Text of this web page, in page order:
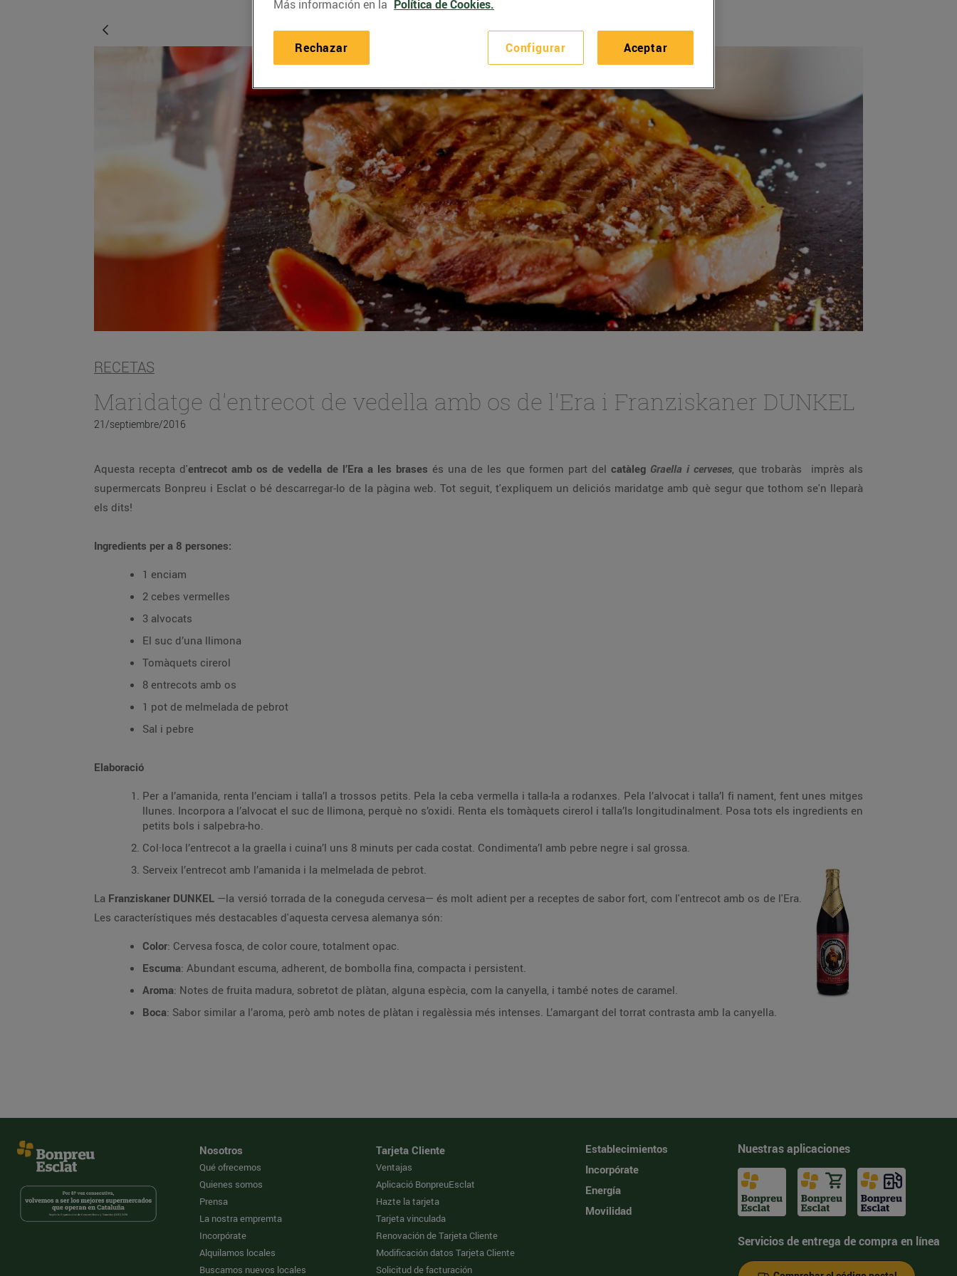
RECETAS
Maridatge d'entrecot de vedella amb os de l'Era i Franziskaner DUNKEL
21/septiembre/2016
Aquesta recepta d'entrecot amb os de vedella de l’Era a les brases és una de les que formen part del catàleg Graella i cerveses, que trobaràs imprès als
supermercats Bonpreu i Esclat o bé descarregar-lo de la pàgina web. Tot seguit, t'expliquem un deliciós maridatge amb què segur que tothom se'n lleparà
els dits!
Ingredients per a 8 persones:
1 enciam
2 cebes vermelles
3 alvocats
El suc d’una llimona
Tomàquets cirerol
8 entrecots amb os
1 pot de melmelada de pebrot
Sal i pebre
Elaboració
Per a l’amanida, renta l’enciam i talla’l a trossos petits. Pela la ceba vermella i talla-la a rodanxes. Pela l’alvocat i talla’l fi nament, fent unes mitges
llunes. Incorpora a l’alvocat el suc de llimona, perquè no s’oxidi. Renta els tomàquets cirerol i talla’ls longitudinalment. Posa tots els ingredients en
petits bols i salpebra-ho.
Col·loca l’entrecot a la graella i cuina’l uns 8 minuts per cada costat. Condimenta’l amb pebre negre i sal grossa.
Serveix l’entrecot amb l’amanida i la melmelada de pebrot.
La Franziskaner DUNKEL —la versió torrada de la coneguda cervesa— és molt adient per a receptes de sabor fort, com l'entrecot amb os de l'Era.
Les característiques més destacables d'aquesta cervesa alemanya són:
Color: Cervesa fosca, de color coure, totalment opac.
Escuma: Abundant escuma, adherent, de bombolla fina, compacta i persistent.
Aroma: Notes de fruita madura, sobretot de plàtan, alguna espècia, com la canyella, i també notes de caramel.
Boca: Sabor similar a l’aroma, però amb notes de plàtan i regalèssia més intenses. L’amargant del torrat contrasta amb la canyella.
Nosotros
Qué ofrecemos
Quienes somos
Prensa
La nostra empremta
Incorpórate
Alquilamos locales
Buscamos nuevos locales
Tarjeta Cliente
Ventajas
Aplicació BonpreuEsclat
Hazte la tarjeta
Tarjeta vinculada
Renovación de Tarjeta Cliente
Modificación datos Tarjeta Cliente
Solicitud de facturación
Establecimientos
Incorpórate
Energía
Movilidad
Nuestras aplicaciones
Servicios de entrega de compra en línea
Más información en la Política de Cookies.
Configurar
Rechazar Aceptar